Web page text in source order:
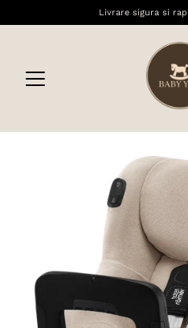
Livrare sigura si